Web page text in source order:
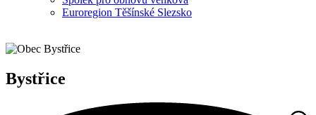
Euroregion Těšínské Slezsko
Bystřice